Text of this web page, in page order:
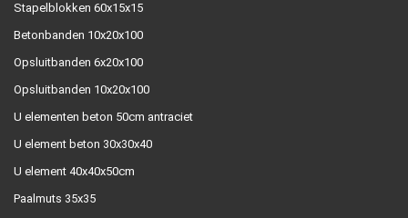
Stapelblokken 60x15x15
Betonbanden 10x20x100
Opsluitbanden 6x20x100
Opsluitbanden 10x20x100
U elementen beton 50cm antraciet
U element beton 30x30x40
U element 40x40x50cm
Paalmuts 35x35